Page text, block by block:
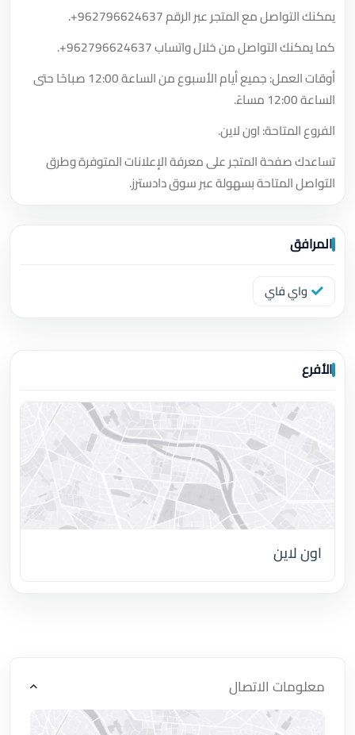
يمكنك التواصل مع المتجر عبر الرقم+962796624637
.
كما يمكنك التواصل من خلال واتساب+962796624637
.
أوقات العمل: جميع أيام الأسبوع من الساعة 12:00 صباحًا حتى
الساعة 12:00 مساءً.
الفروع المتاحة: اون لاين.
تساعدك صفحة المتجر على معرفة الإعلانات المتوفرة وطرق
التواصل المتاحة بسهولة عبر سوق دادسترز.
المرافق
واي فاي
الأفرع
اون لاين
معلومات الاتصال